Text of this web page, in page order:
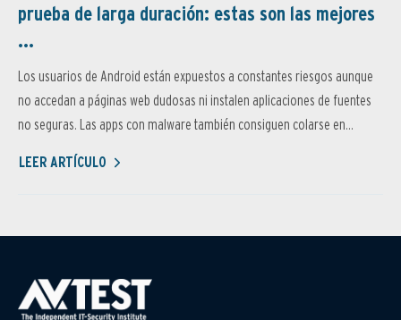
prueba de larga duración: estas son las mejores
...
Los usuarios de Android están expuestos a constantes riesgos aunque
no accedan a páginas web dudosas ni instalen aplicaciones de fuentes
no seguras. Las apps con malware también consiguen colarse en...
LEER ARTÍCULO